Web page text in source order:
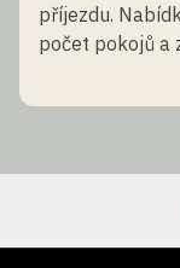
příjezdu.
počet pokojů a